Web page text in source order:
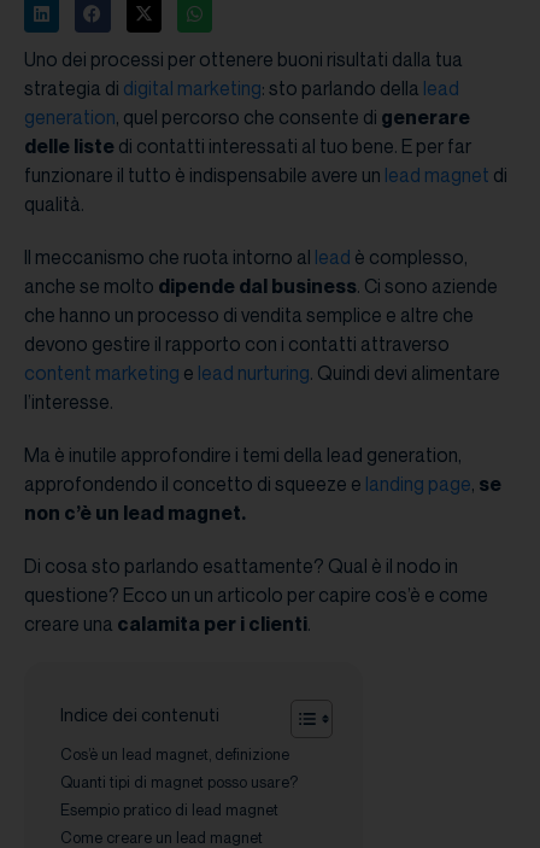
Uno dei processi per ottenere buoni risultati dalla tua
strategia di digital marketing: sto parlando della lead
generation, quel percorso che consente di generare
delle liste di contatti interessati al tuo bene. E per far
funzionare il tutto è indispensabile avere un lead magnet di
qualità.
Il meccanismo che ruota intorno al lead è complesso,
anche se molto dipende dal business. Ci sono aziende
che hanno un processo di vendita semplice e altre che
devono gestire il rapporto con i contatti attraverso
content marketing e lead nurturing. Quindi devi alimentare
l’interesse.
Ma è inutile approfondire i temi della lead generation,
approfondendo il concetto di squeeze e landing page, se
non c’è un lead magnet.
Di cosa sto parlando esattamente? Qual è il nodo in
questione? Ecco un un articolo per capire cos’è e come
creare una calamita per i clienti.
Indice dei contenuti
Cos’è un lead magnet, definizione
Quanti tipi di magnet posso usare?
Esempio pratico di lead magnet
Come creare un lead magnet